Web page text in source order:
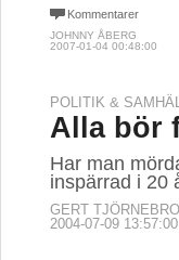
Kommentarer
JOHNNY ÅBERG
2007-01-04 00:48:00
POLITIK &
Alla bör
Har man
inspärrad i 20
GERT TJÖRNEBRO
2004-07-09 13:57:00